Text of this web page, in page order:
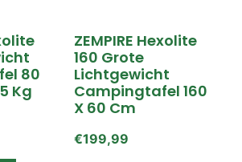
80
Kg
ZEMPIRE Hexolite
160 Grote
Lichtgewicht
Campingtafel 160
X 60 Cm
€199,99